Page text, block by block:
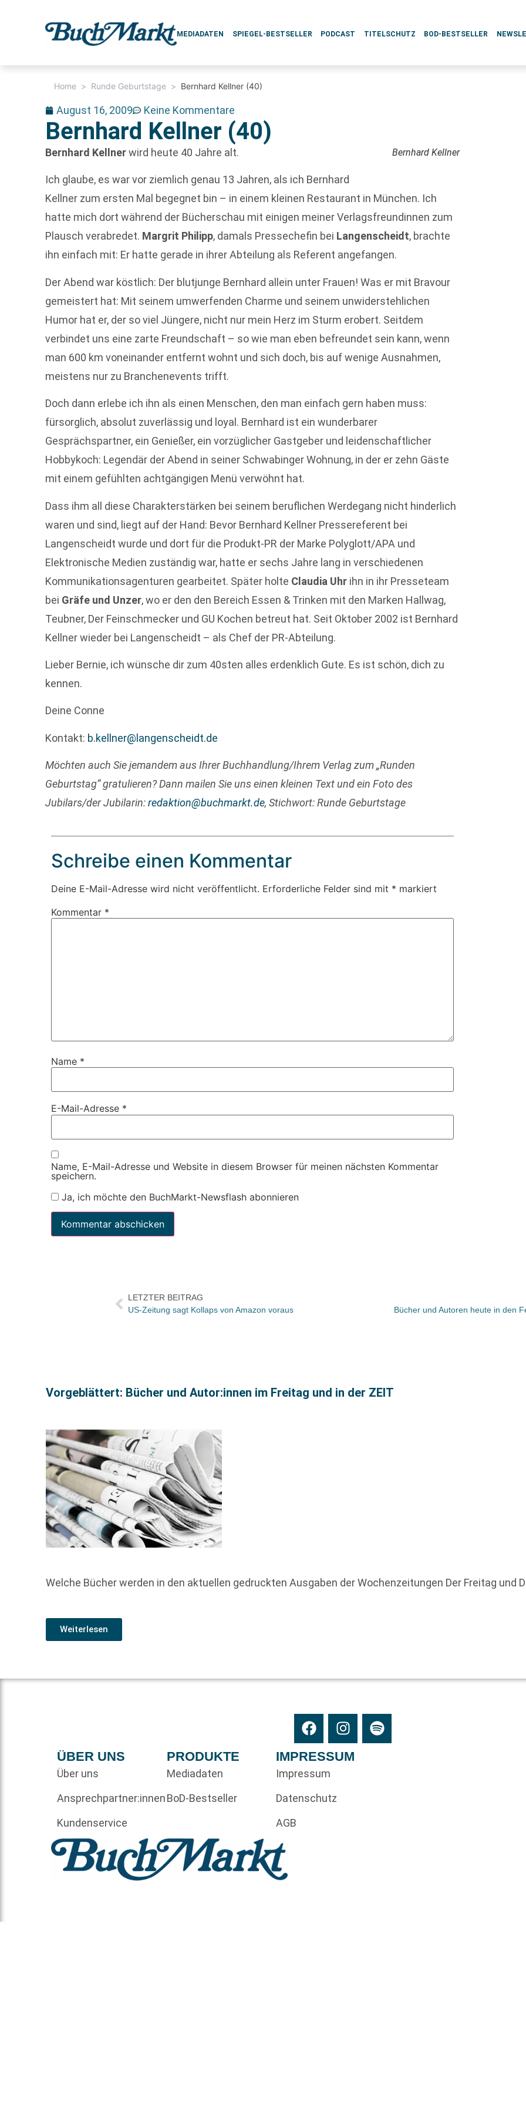
MEDIADATEN SPIEGEL-BESTSELLER PODCAST TITELSCHUTZ BOD-BESTSELLER
Home > Runde Geburtstage > Bernhard Kellner (40)
August 16, 2009 Keine Kommentare
Bernhard Kellner (40)
Bernhard Kellner
Bernhard Kellnerwird heute 40 Jahre alt.
Ich glaube, es war vor ziemlich genau 13 Jahren, als ich Bernhard
Kellner zum ersten Mal begegnet bin – in einem kleinen Restaurant in München. Ich
hatte mich dort während der Bücherschau mit einigen meiner Verlagsfreundinnen zum
Plausch verabredet. Margrit Philipp, damals Pressechefin bei Langenscheidt, brachte
ihn einfach mit: Er hatte gerade in ihrer Abteilung als Referent angefangen.
Der Abend war köstlich: Der blutjunge Bernhard allein unter Frauen! Was er mit Bravour
gemeistert hat: Mit seinem umwerfenden Charme und seinem unwiderstehlichen
Humor hat er, der so viel Jüngere, nicht nur mein Herz im Sturm erobert. Seitdem
verbindet uns eine zarte Freundschaft – so wie man eben befreundet sein kann, wenn
man 600 km voneinander entfernt wohnt und sich doch, bis auf wenige Ausnahmen,
meistens nur zu Branchenevents trifft.
Doch dann erlebe ich ihn als einen Menschen, den man einfach gern haben muss:
fürsorglich, absolut zuverlässig und loyal. Bernhard ist ein wunderbarer
Gesprächspartner, ein Genießer, ein vorzüglicher Gastgeber und leidenschaftlicher
Hobbykoch: Legendär der Abend in seiner Schwabinger Wohnung, in der er zehn Gäste
mit einem gefühlten achtgängigen Menü verwöhnt hat.
Dass ihm all diese Charakterstärken bei seinem beruflichen Werdegang nicht hinderlich
waren und sind, liegt auf der Hand: Bevor Bernhard Kellner Pressereferent bei
Langenscheidt wurde und dort für die Produkt-PR der Marke Polyglott/APA und
Elektronische Medien zuständig war, hatte er sechs Jahre lang in verschiedenen
Kommunikationsagenturen gearbeitet. Später holte Claudia Uhr ihn in ihr Presseteam
bei Gräfe und Unzer, wo er den den Bereich Essen & Trinken mit den Marken Hallwag,
Teubner, Der Feinschmecker und GU Kochen betreut hat. Seit Oktober 2002 ist Bernhard
Kellner wieder bei Langenscheidt – als Chef der PR-Abteilung.
Lieber Bernie, ich wünsche dir zum 40sten alles erdenklich Gute. Es ist schön, dich zu
kennen.
Deine Conne
Kontakt: b.kellner@langenscheidt.de
Möchten auch Sie jemandem aus Ihrer Buchhandlung/Ihrem Verlag zum „Runden
Geburtstag“ gratulieren? Dann mailen Sie uns einen kleinen Text und ein Foto des
Jubilars/der Jubilarin:redaktion@buchmarkt.de, Stichwort: Runde Geburtstage
Schreibe einen Kommentar
Deine E-Mail-Adresse wird nicht veröffentlicht. Erforderliche Felder sind mit * markiert
Kommentar *
Name *
E-Mail-Adresse *
Name, E-Mail-Adresse und Website in diesem Browser für meinen nächsten Kommentar
speichern.
Ja, ich möchte den BuchMarkt-Newsflash abonnieren
LETZTER BEITRAG
US-Zeitung sagt Kollaps von Amazon voraus
Vorgeblättert: Bücher und Autor:innen im Freitag und in der ZEIT
Welche Bücher werden in den aktuellen gedruckten Ausgaben der Wochenzeitungen Der Freitag und
Weiterlesen
ÜBER UNS
Über uns
Ansprechpartner:innen
Kundenservice
PRODUKTE
Mediadaten
BoD-Bestseller
IMPRESSUM
Impressum
Datenschutz
AGB